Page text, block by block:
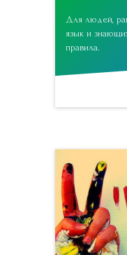
Для людей,
язык и
правила.